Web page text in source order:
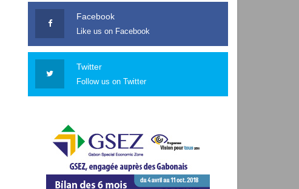
Facebook
Like us on Facebook
Twitter
Follow us on Twitter